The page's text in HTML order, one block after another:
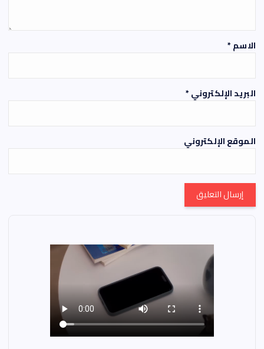
الاسم*
البريد الإلكتروني*
الموقع الإلكتروني